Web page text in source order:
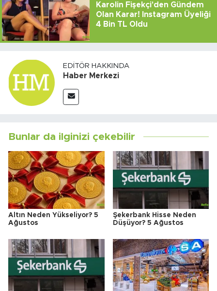
Karolin Fişekçi'den Gündem
Olan Karar! Instagram Üyeliği
4 Bin TL Oldu
EDITÖR HAKKINDA
Haber Merkezi
Bunlar da ilginizi çekebilir
Altın Neden Yükseliyor? 5
Ağustos
Şekerbank Hisse Neden
Düşüyor? 5 Ağustos